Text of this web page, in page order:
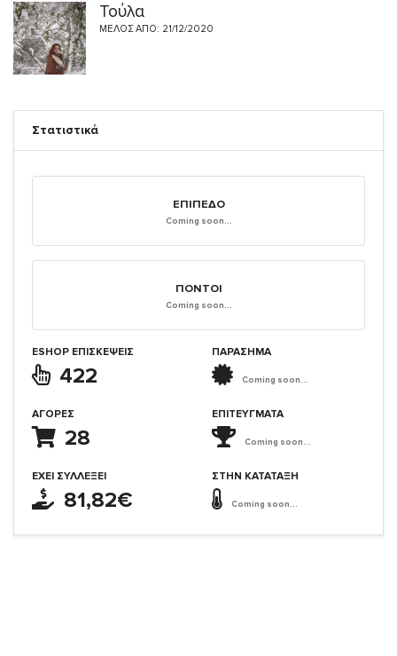
Τούλα
ΜΈΛΟΣ ΑΠΌ: 21/12/2020
Στατιστικά
ΕΠΊΠΕΔΟ
Coming soon...
ΠΌΝΤΟΙ
Coming soon...
ESHOP ΕΠΙΣΚΈΨΕΙΣ
422
ΑΓΟΡΈΣ
28
ΈΧΕΙ ΣΥΛΛΈΞΕΙ
81,82€
ΠΑΡΑΣΗΜΑ
Coming soon...
ΕΠΙΤΕΎΓΜΑΤΑ
Coming soon...
ΣΤΗΝ ΚΑΤΆΤΑΞΗ
Coming soon...